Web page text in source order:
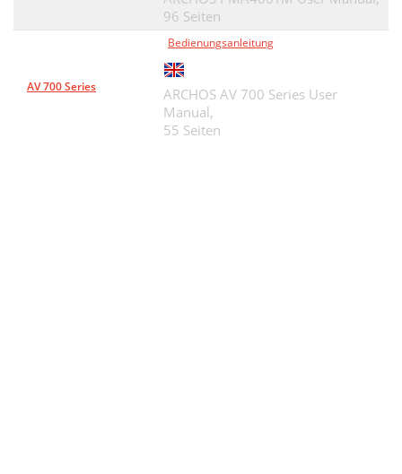
96 Seiten
AV 700 Series
Bedienungsanleitung
ARCHOS AV 700 Series User
Manual,
55 Seiten